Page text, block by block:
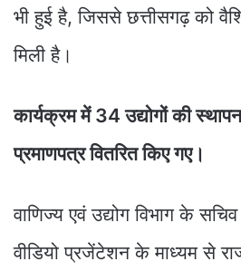
भी हुई है, जिससे छत्तीसगढ़ को
मिली है।
कार्यक्रम में 34 उद्योगों की
प्रमाणपत्र वितरित किए गए।
वाणिज्य एवं उद्योग विभाग के
वीडियो प्रजेंटेशन के माध्यम से